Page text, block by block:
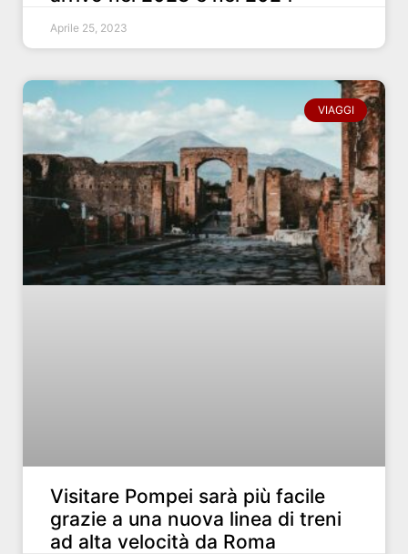
Aprile 25, 2023
VIAGGI
Visitare Pompei sarà più facile
grazie a una nuova linea di treni
ad alta velocità da Roma